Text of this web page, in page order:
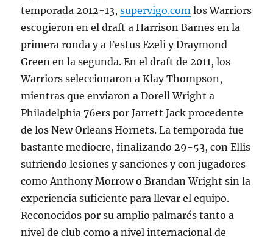
temporada 2012-13,supervigo.com los Warriors
escogieron en el draft a Harrison Barnes en la
primera ronda y a Festus Ezeli y Draymond
Green en la segunda. En el draft de 2011, los
Warriors seleccionaron a Klay Thompson,
mientras que enviaron a Dorell Wright a
Philadelphia 76ers por Jarrett Jack procedente
de los New Orleans Hornets. La temporada fue
bastante mediocre, finalizando 29-53, con Ellis
sufriendo lesiones y sanciones y con jugadores
como Anthony Morrow o Brandan Wright sin la
experiencia suficiente para llevar el equipo.
Reconocidos por su amplio palmarés tanto a
nivel de club como a nivel internacional de